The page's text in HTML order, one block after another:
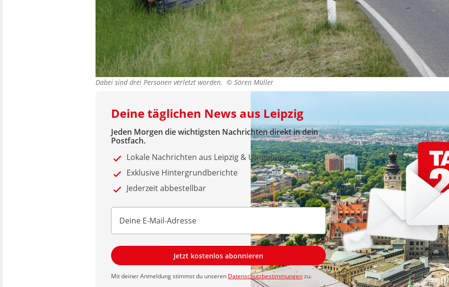
Dabei sind drei Personen verletzt worden. © Sören Müller
Deine täglichen News aus Leipzig
Jeden Morgen die wichtigsten Nachrichten direkt in dein
Postfach.
Lokale Nachrichten aus Leipzig & Umgebung
Exklusive Hintergrundberichte
Jederzeit abbestellbar
Jetzt kostenlos abonnieren
Mit deiner Anmeldung stimmst du unseren Datenschutzbestimmungenzu.